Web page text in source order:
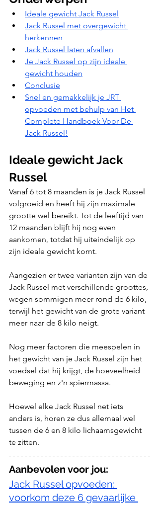
Ideale gewicht Jack Russel
Jack Russel met overgewicht
herkennen
Jack Russel laten afvallen
Je Jack Russel op zijn ideale
gewicht houden
Conclusie
Snel en gemakkelijk je JRT
opvoeden met behulp van Het
Complete Handboek Voor De
Jack Russel!
Ideale gewicht Jack
Russel
Vanaf 6 tot 8 maanden is je Jack Russel
volgroeid en heeft hij zijn maximale
grootte wel bereikt. Tot de leeftijd van
12 maanden blijft hij nog even
aankomen, totdat hij uiteindelijk op
zijn ideale gewicht komt.
Aangezien er twee varianten zijn van de
Jack Russel met verschillende groottes,
wegen sommigen meer rond de 6 kilo,
terwijl het gewicht van de grote variant
meer naar de 8 kilo neigt.
Nog meer factoren die meespelen in
het gewicht van je Jack Russel zijn het
voedsel dat hij krijgt, de hoeveelheid
beweging en z'n spiermassa.
Hoewel elke Jack Russel net iets
anders is, horen ze dus allemaal wel
tussen de 6 en 8 kilo lichaamsgewicht
te zitten.
Aanbevolen voor jou:
Jack Russel opvoeden:
voorkom deze 6 gevaarlijke